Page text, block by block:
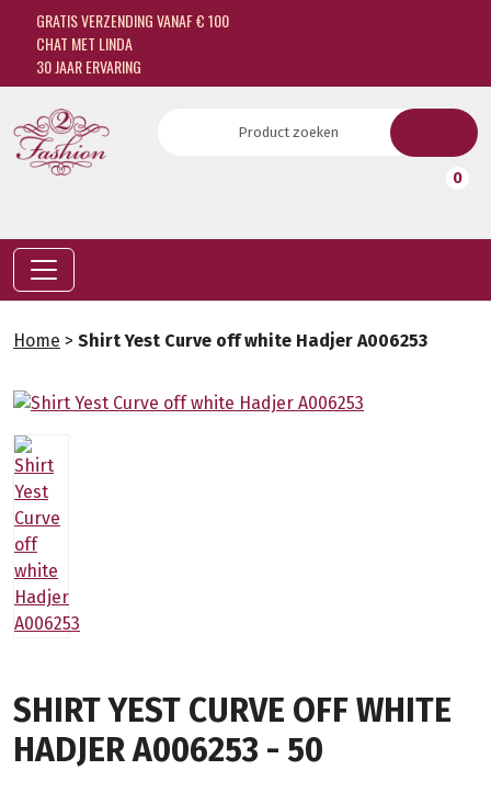
GRATIS VERZENDING VANAF € 100
CHAT MET LINDA
30 JAAR ERVARING
0
Home > Shirt Yest Curve off white Hadjer A006253
SHIRT YEST CURVE OFF WHITE
HADJER A006253 - 50